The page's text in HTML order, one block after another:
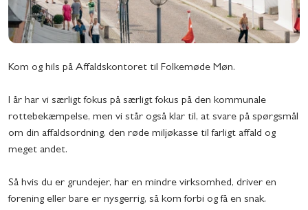
Kom og hils på Affaldskontoret til Folkemøde Møn.
I år har vi særligt fokus på særligt fokus på den kommunale
rottebekæmpelse, men vi står også klar til, at svare på spørgsmål
om din affaldsordning, den røde miljøkasse til farligt affald og
meget andet.
Så hvis du er grundejer, har en mindre virksomhed, driver en
forening eller bare er nysgerrig, så kom forbi og få en snak.